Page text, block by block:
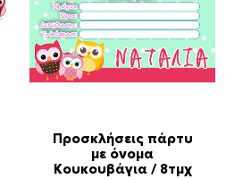
Προσκλήσεις πάρτυ
με όνομα
Κουκουβάγια / 8τμχ